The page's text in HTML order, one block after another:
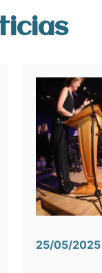
25/05/2025